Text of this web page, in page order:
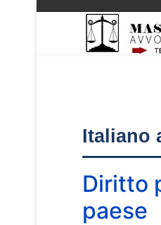
Italiano
Diritto
paese